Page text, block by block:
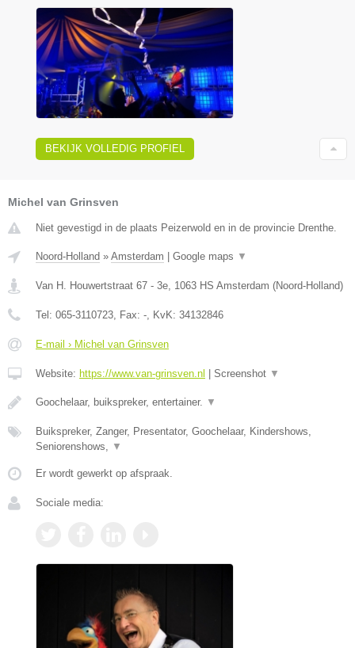
BEKIJK VOLLEDIG PROFIEL
Michel van Grinsven
Niet gevestigd in de plaats Peizerwold en in de provincie Drenthe.
Noord-Holland » Amsterdam Google maps ▼
Van H. Houwertstraat 67 - 3e, 1063 HS Amsterdam (Noord-Holland)
Tel: 065-3110723, Fax: -, KvK: 34132846
E-mail › Michel van Grinsven
Website: https://www.van-grinsven.nl Screenshot ▼
Goochelaar, buikspreker, entertainer. ▼
Buikspreker, Zanger, Presentator, Goochelaar, Kindershows,
Seniorenshows, ▼
Er wordt gewerkt op afspraak.
Sociale media: